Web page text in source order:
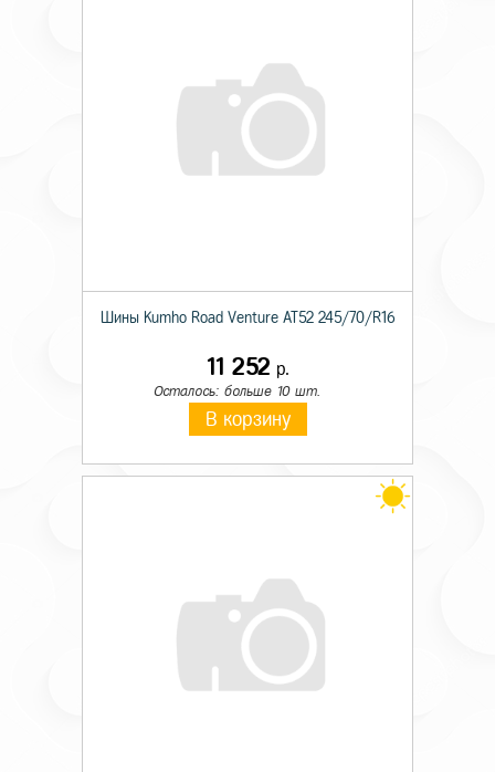
Шины Kumho Road Venture AT52 245/70/R16
11 252 р.
Осталось: больше 10 шт.
В корзину